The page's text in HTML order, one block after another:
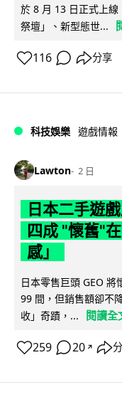
於 8 月 13 日正式上
祭壇」、新型態世...
116 分享
科技娛樂 遊戲情報
Lawton 2 日
日本二手遊
四成 "懷舊"
感」
日本零售巨頭 GEO
99 間，但銷售額卻不
收」奇蹟，...
閱讀全
259 20 ↗